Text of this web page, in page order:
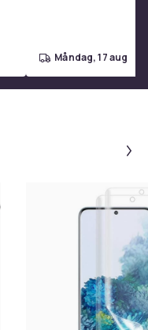
måndag, 17 aug